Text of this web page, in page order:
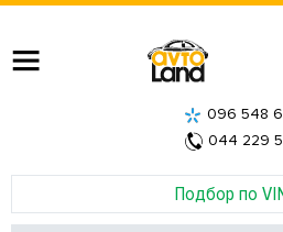
Подбор по
096 548
044 229